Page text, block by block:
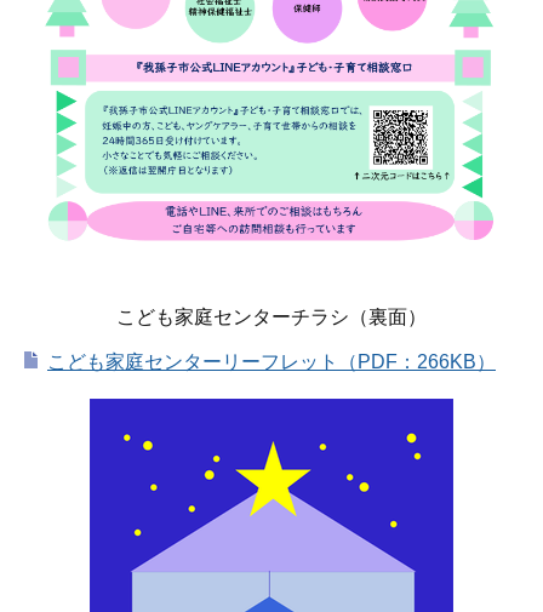
こども家庭センターチラシ（裏面）
こども家庭センターリーフレット（PDF：266KB）